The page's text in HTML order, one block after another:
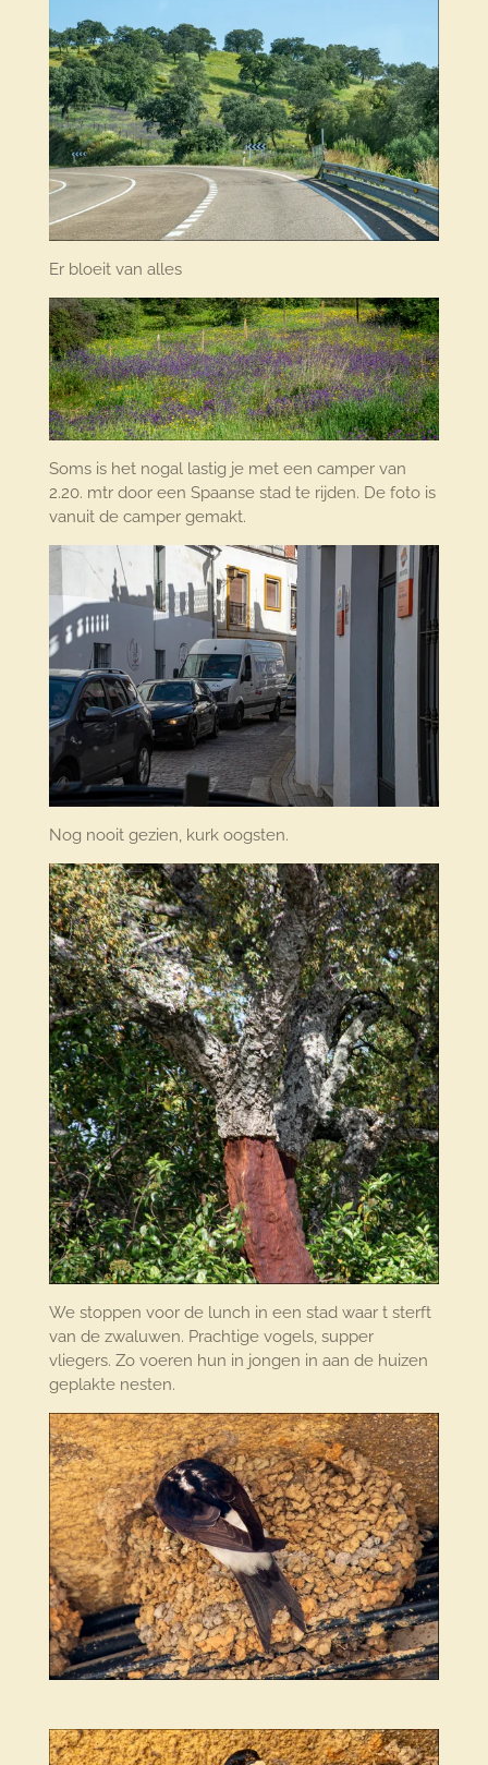
Er bloeit van alles
Soms is het nogal lastig je met een camper van
2.20. mtr door een Spaanse stad te rijden. De foto is
vanuit de camper gemakt.
Nog nooit gezien, kurk oogsten.
We stoppen voor de lunch in een stad waar t sterft
van de zwaluwen. Prachtige vogels, supper
vliegers. Zo voeren hun in jongen in aan de huizen
geplakte nesten.